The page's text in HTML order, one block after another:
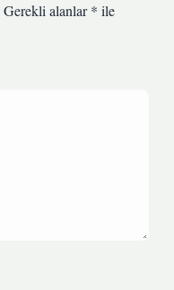
Gerekli alanlar* ile